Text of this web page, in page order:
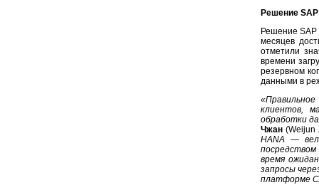
Решение
Решение SAP
месяцев
отметили
времени
резервном
данными в
клиентов,
обработки
Чжан(Weijun
HANA —
время
запросы
платформе